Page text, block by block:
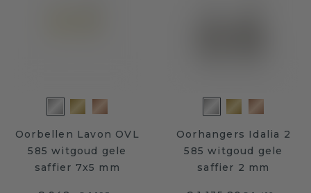
Oorbellen Lavon OVL
585 witgoud gele
saffier 7x5 mm
Oorhangers Idalia 2
585 witgoud gele
saffier 2 mm